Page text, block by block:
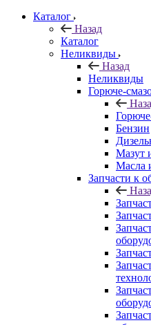
Каталог
Назад
Каталог
Неликвиды
Назад
Неликвиды
Горюче-
Бензин
Мазут
Масла
Запчасти к